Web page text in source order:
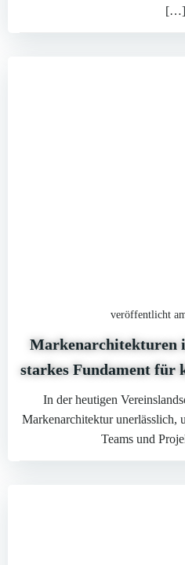
[…]
veröffentlicht
Markenarchitekturen
starkes Fundament für
In der heutigen
Markenarchitektur unerlässlich,
Teams und